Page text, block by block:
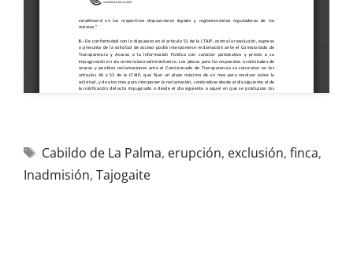
Cabildo de La Palma, erupción, exclusión, finca,
Inadmisión, Tajogaite